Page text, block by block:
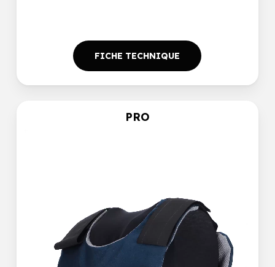
FICHE TECHNIQUE
PRO